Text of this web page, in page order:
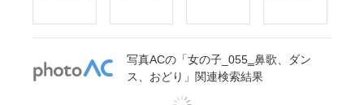
写真ACの「女の子_055‗鼻歌、ダン
ス、おどり」関連検索結果